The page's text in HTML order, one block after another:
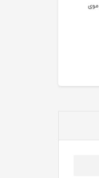
اسپری تافت تافت ۷۵۰